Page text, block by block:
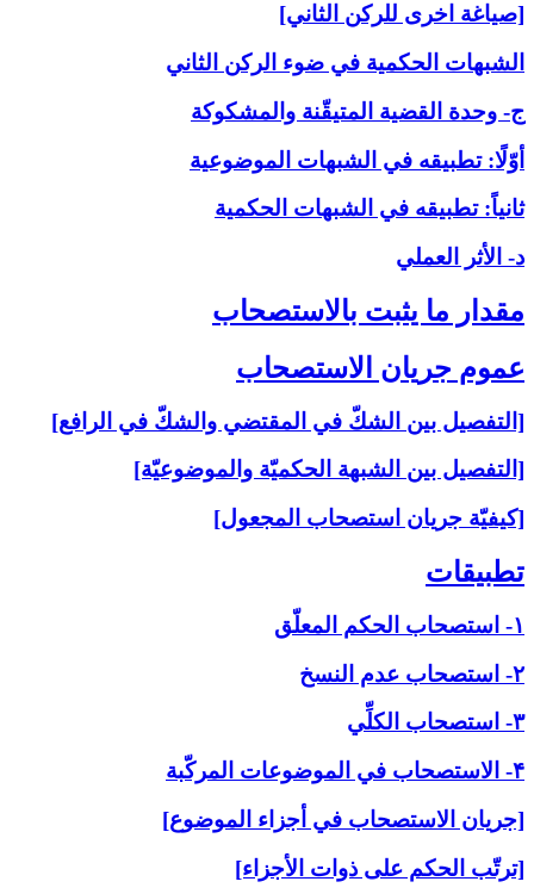
[صياغة اخرى للركن الثاني]
الشبهات الحكمية في ضوء الركن الثاني
ج- وحدة القضية المتيقّنة والمشكوكة
أوّلًا: تطبيقه في الشبهات الموضوعية
ثانياً: تطبيقه في الشبهات الحكمية
د- الأثر العملي
مقدار ما يثبت بالاستصحاب‏
عموم جريان الاستصحاب‏
[التفصيل بين الشكّ في المقتضي والشكّ في الرافع]
[التفصيل بين الشبهة الحكميّة والموضوعيّة]
[كيفيّة جريان استصحاب المجعول]
تطبيقات‏
۱- استصحاب الحكم المعلّق
۲- استصحاب عدم النسخ
۳- استصحاب الكلِّي
۴- الاستصحاب في الموضوعات المركّبة
[جريان الاستصحاب في أجزاء الموضوع]
[ترتّب الحكم على ذوات الأجزاء]